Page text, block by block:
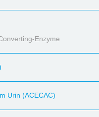
Enzyme
Urin (ACECAC)